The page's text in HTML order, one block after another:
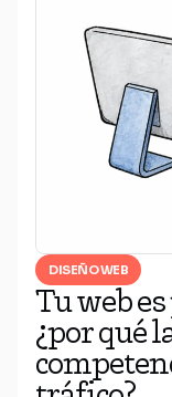
DISEÑO WEB
Tu web
¿por qué